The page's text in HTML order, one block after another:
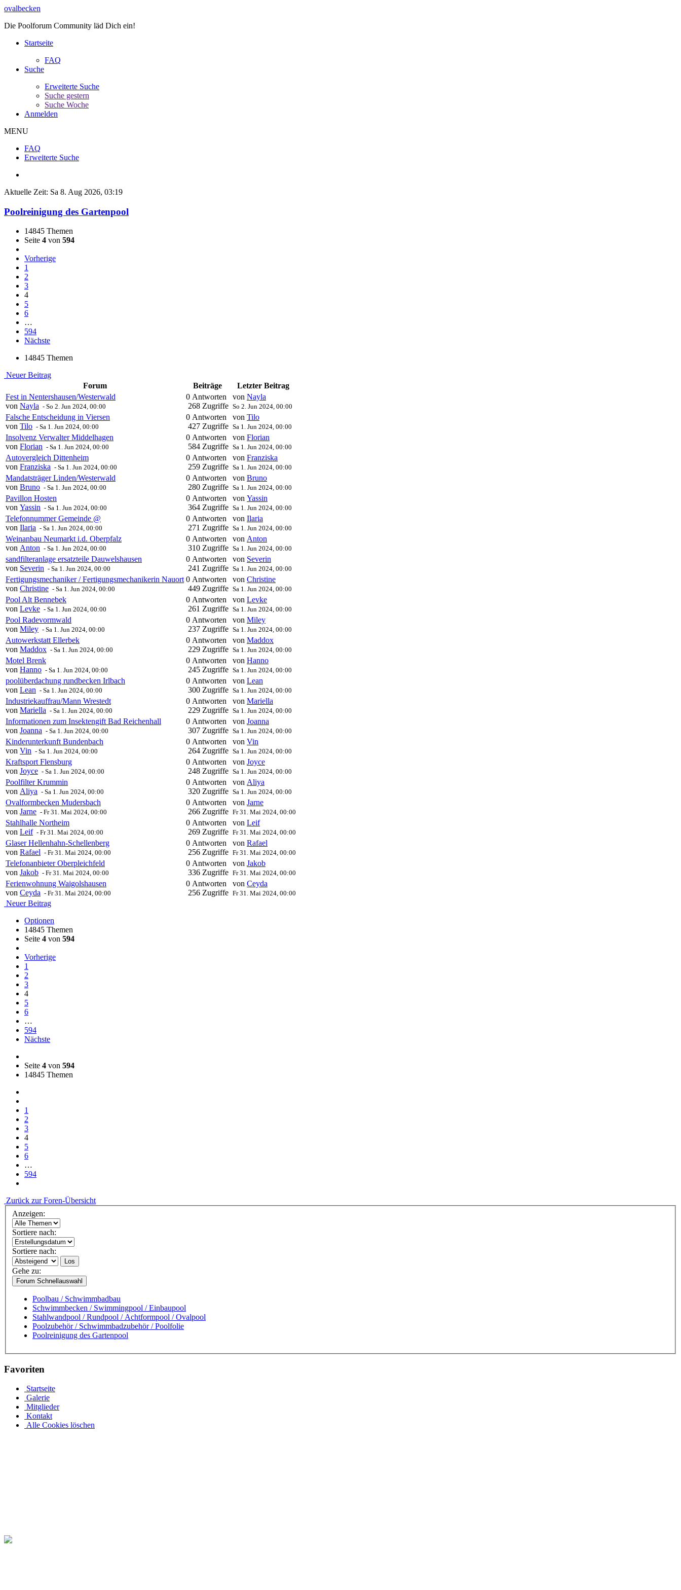
ovalbecken
Die Poolforum Community läd Dich ein!
Startseite
FAQ
Suche
Erweiterte Suche
Suche gestern
Suche Woche
Anmelden
MENU
FAQ
Erweiterte Suche
Aktuelle Zeit: Sa 8. Aug 2026, 03:19
Poolreinigung des Gartenpool
14845 Themen
Seite 4 von 594
Vorherige
1
2
3
4
5
6
…
594
Nächste
14845 Themen
Neuer Beitrag
Forum
Beiträge
Letzter Beitrag
Fest in Nentershausen/Westerwald
von Nayla - So 2. Jun 2024, 00:00
0 Antworten
268 Zugriffe
von Nayla
So 2. Jun 2024, 00:00
Falsche Entscheidung in Viersen
von Tilo - Sa 1. Jun 2024, 00:00
0 Antworten
427 Zugriffe
von Tilo
Sa 1. Jun 2024, 00:00
Insolvenz Verwalter Middelhagen
von Florian - Sa 1. Jun 2024, 00:00
0 Antworten
584 Zugriffe
von Florian
Sa 1. Jun 2024, 00:00
Autovergleich Dittenheim
von Franziska - Sa 1. Jun 2024, 00:00
0 Antworten
259 Zugriffe
von Franziska
Sa 1. Jun 2024, 00:00
Mandatsträger Linden/Westerwald
von Bruno - Sa 1. Jun 2024, 00:00
0 Antworten
280 Zugriffe
von Bruno
Sa 1. Jun 2024, 00:00
Pavillon Hosten
von Yassin - Sa 1. Jun 2024, 00:00
0 Antworten
364 Zugriffe
von Yassin
Sa 1. Jun 2024, 00:00
Telefonnummer Gemeinde @
von Ilaria - Sa 1. Jun 2024, 00:00
0 Antworten
271 Zugriffe
von Ilaria
Sa 1. Jun 2024, 00:00
Weinanbau Neumarkt i.d. Oberpfalz
von Anton - Sa 1. Jun 2024, 00:00
0 Antworten
310 Zugriffe
von Anton
Sa 1. Jun 2024, 00:00
sandfilteranlage ersatzteile Dauwelshausen
von Severin - Sa 1. Jun 2024, 00:00
0 Antworten
241 Zugriffe
von Severin
Sa 1. Jun 2024, 00:00
Fertigungsmechaniker / Fertigungsmechanikerin Nauort
von Christine - Sa 1. Jun 2024, 00:00
0 Antworten
449 Zugriffe
von Christine
Sa 1. Jun 2024, 00:00
Pool Alt Bennebek
von Levke - Sa 1. Jun 2024, 00:00
0 Antworten
261 Zugriffe
von Levke
Sa 1. Jun 2024, 00:00
Pool Radevormwald
von Miley - Sa 1. Jun 2024, 00:00
0 Antworten
237 Zugriffe
von Miley
Sa 1. Jun 2024, 00:00
Autowerkstatt Ellerbek
von Maddox - Sa 1. Jun 2024, 00:00
0 Antworten
229 Zugriffe
von Maddox
Sa 1. Jun 2024, 00:00
Motel Brenk
von Hanno - Sa 1. Jun 2024, 00:00
0 Antworten
245 Zugriffe
von Hanno
Sa 1. Jun 2024, 00:00
poolüberdachung rundbecken Irlbach
von Lean - Sa 1. Jun 2024, 00:00
0 Antworten
300 Zugriffe
von Lean
Sa 1. Jun 2024, 00:00
Industriekauffrau/Mann Wrestedt
von Mariella - Sa 1. Jun 2024, 00:00
0 Antworten
229 Zugriffe
von Mariella
Sa 1. Jun 2024, 00:00
Informationen zum Insektengift Bad Reichenhall
von Joanna - Sa 1. Jun 2024, 00:00
0 Antworten
307 Zugriffe
von Joanna
Sa 1. Jun 2024, 00:00
Kinderunterkunft Bundenbach
von Vin - Sa 1. Jun 2024, 00:00
0 Antworten
264 Zugriffe
von Vin
Sa 1. Jun 2024, 00:00
Kraftsport Flensburg
von Joyce - Sa 1. Jun 2024, 00:00
0 Antworten
248 Zugriffe
von Joyce
Sa 1. Jun 2024, 00:00
Poolfilter Krummin
von Aliya - Sa 1. Jun 2024, 00:00
0 Antworten
320 Zugriffe
von Aliya
Sa 1. Jun 2024, 00:00
Ovalformbecken Mudersbach
von Jarne - Fr 31. Mai 2024, 00:00
0 Antworten
266 Zugriffe
von Jarne
Fr 31. Mai 2024, 00:00
Stahlhalle Northeim
von Leif - Fr 31. Mai 2024, 00:00
0 Antworten
269 Zugriffe
von Leif
Fr 31. Mai 2024, 00:00
Glaser Hellenhahn-Schellenberg
von Rafael - Fr 31. Mai 2024, 00:00
0 Antworten
256 Zugriffe
von Rafael
Fr 31. Mai 2024, 00:00
Telefonanbieter Oberpleichfeld
von Jakob - Fr 31. Mai 2024, 00:00
0 Antworten
336 Zugriffe
von Jakob
Fr 31. Mai 2024, 00:00
Ferienwohnung Waigolshausen
von Ceyda - Fr 31. Mai 2024, 00:00
0 Antworten
256 Zugriffe
von Ceyda
Fr 31. Mai 2024, 00:00
Neuer Beitrag
Optionen
14845 Themen
Seite 4 von 594
Vorherige
1
2
3
4
5
6
…
594
Nächste
Seite 4 von 594
14845 Themen
1
2
3
4
5
6
…
594
Zurück zur Foren-Übersicht
Anzeigen:
Sortiere nach:
Sortiere nach:
Los
Gehe zu:
Forum Schnellauswahl
Poolbau / Schwimmbadbau
Schwimmbecken / Swimmingpool / Einbaupool
Stahlwandpool / Rundpool / Achtformpool / Ovalpool
Poolzubehör / Schwimmbadzubehör / Poolfolie
Poolreinigung des Gartenpool
Favoriten
Startseite
Galerie
Mitglieder
Kontakt
Alle Cookies löschen